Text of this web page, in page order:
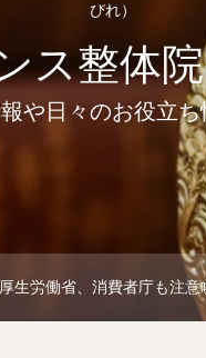
びれ）
ス整体
や日々のお役立ち
厚生労働省、消費者庁も注